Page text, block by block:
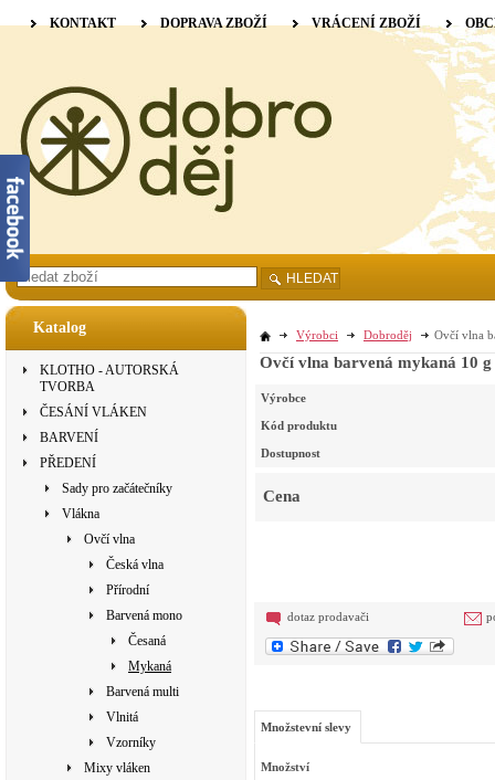
Katalog
KLOTHO - AUTORSKÁ
TVORBA
ČESÁNÍ VLÁKEN
BARVENÍ
PŘEDENÍ
Sady pro začátečníky
Vlákna
Ovčí vlna
Česká vlna
Přírodní
Barvená mono
Česaná
Mykaná
Barvená multi
Vlnitá
Vzorníky
Mixy vláken
Výrobci Dobroděj Ovčí vlna
Ovčí vlna barvená mykaná 10
Výrobce
Kód produktu
Dostupnost
Cena
dotaz prodavači
Množstevní slevy
Množství
KONTAKT DOPRAVA ZBOŽÍ VRÁCENÍ ZBOŽÍ
HLEDAT